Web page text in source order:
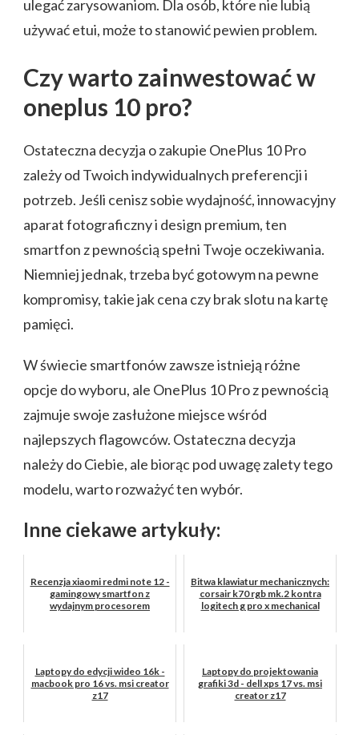
ulegać zarysowaniom. Dla osób, które nie lubią
używać etui, może to stanowić pewien problem.
Czy warto zainwestować w
oneplus 10 pro?
Ostateczna decyzja o zakupie OnePlus 10 Pro
zależy od Twoich indywidualnych preferencji i
potrzeb. Jeśli cenisz sobie wydajność, innowacyjny
aparat fotograficzny i design premium, ten
smartfon z pewnością spełni Twoje oczekiwania.
Niemniej jednak, trzeba być gotowym na pewne
kompromisy, takie jak cena czy brak slotu na kartę
pamięci.
W świecie smartfonów zawsze istnieją różne
opcje do wyboru, ale OnePlus 10 Pro z pewnością
zajmuje swoje zasłużone miejsce wśród
najlepszych flagowców. Ostateczna decyzja
należy do Ciebie, ale biorąc pod uwagę zalety tego
modelu, warto rozważyć ten wybór.
Inne ciekawe artykuły:
Recenzja xiaomi redmi note 12 -
gamingowy smartfon z
wydajnym procesorem
Bitwa klawiatur mechanicznych:
corsair k70 rgb mk.2 kontra
logitech g pro x mechanical
Laptopy do edycji wideo 16k -
macbook pro 16 vs. msi creator
z17
Laptopy do projektowania
grafiki 3d - dell xps 17 vs. msi
creator z17